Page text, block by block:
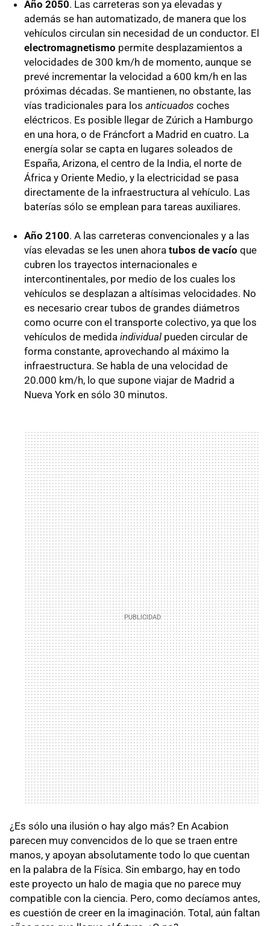
Año 2050. Las carreteras son ya elevadas y
además se han automatizado, de manera que los
vehículos circulan sin necesidad de un conductor. El
electromagnetismo permite desplazamientos a
velocidades de 300 km/h de momento, aunque se
prevé incrementar la velocidad a 600 km/h en las
próximas décadas. Se mantienen, no obstante, las
vías tradicionales para los anticuados coches
eléctricos. Es posible llegar de Zúrich a Hamburgo
en una hora, o de Fráncfort a Madrid en cuatro. La
energía solar se capta en lugares soleados de
España, Arizona, el centro de la India, el norte de
África y Oriente Medio, y la electricidad se pasa
directamente de la infraestructura al vehículo. Las
baterías sólo se emplean para tareas auxiliares.
Año 2100. A las carreteras convencionales y a las
vías elevadas se les unen ahora tubos de vacío que
cubren los trayectos internacionales e
intercontinentales, por medio de los cuales los
vehículos se desplazan a altísimas velocidades. No
es necesario crear tubos de grandes diámetros
como ocurre con el transporte colectivo, ya que los
vehículos de medida individual pueden circular de
forma constante, aprovechando al máximo la
infraestructura. Se habla de una velocidad de
20.000 km/h, lo que supone viajar de Madrid a
Nueva York en sólo 30 minutos.
¿Es sólo una ilusión o hay algo más? En Acabion
parecen muy convencidos de lo que se traen entre
manos, y apoyan absolutamente todo lo que cuentan
en la palabra de la Física. Sin embargo, hay en todo
este proyecto un halo de magia que no parece muy
compatible con la ciencia. Pero, como decíamos antes,
es cuestión de creer en la imaginación. Total, aún faltan